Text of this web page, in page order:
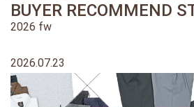
BUYER RECOMMEND
2026 fw
2026.07.23